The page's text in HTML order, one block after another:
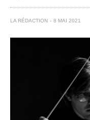
LA RÉDACTION 8 MAI 2021